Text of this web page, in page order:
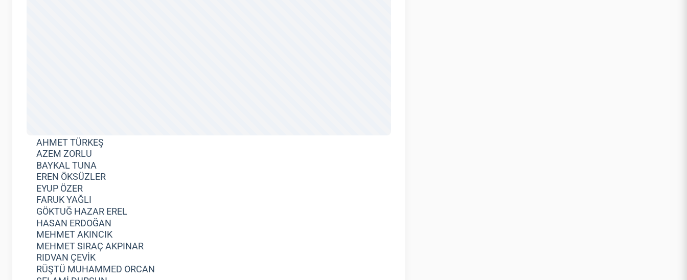
AHMET TÜRKEŞ
AZEM ZORLU
BAYKAL TUNA
EREN ÖKSÜZLER
EYUP ÖZER
FARUK YAĞLI
GÖKTUĞ HAZAR EREL
HASAN ERDOĞAN
MEHMET AKINCIK
MEHMET SIRAÇ AKPINAR
RIDVAN ÇEVİK
RÜŞTÜ MUHAMMED ORCAN